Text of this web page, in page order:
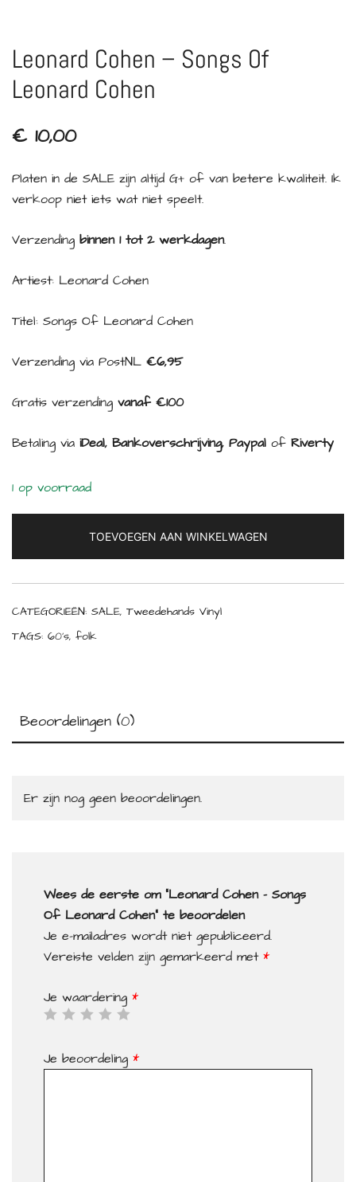
Leonard Cohen – Songs Of
Leonard Cohen
€10,00
Platen in de SALE zijn altijd G+ of van betere kwaliteit. Ik
verkoop niet iets wat niet speelt.
Verzending binnen 1 tot 2 werkdagen.
Artiest: Leonard Cohen
Titel: Songs Of Leonard Cohen
Verzending via PostNL €6,95
Gratis verzending vanaf €100
Betaling via iDeal, Bankoverschrijving, Paypal of Riverty
1 op voorraad
TOEVOEGEN AAN WINKELWAGEN
CATEGORIEËN: SALE, Tweedehands Vinyl
TAGS: 60's, folk
Beoordelingen (0)
Er zijn nog geen beoordelingen.
Wees de eerste om “Leonard Cohen – Songs
Of Leonard Cohen” te beoordelen
Je e-mailadres wordt niet gepubliceerd.
Vereiste velden zijn gemarkeerd met *
Je waardering *
Je beoordeling *